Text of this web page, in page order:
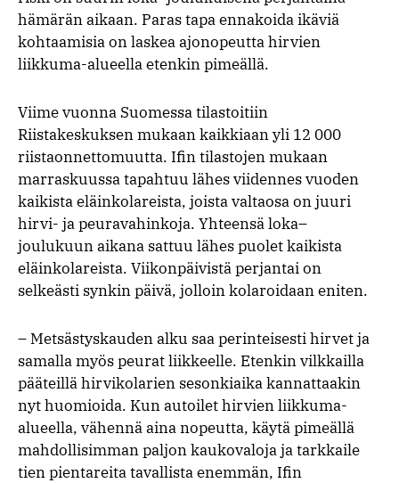
hämärän aikaan. Paras tapa ennakoida ikäviä
kohtaamisia on laskea ajonopeutta hirvien
liikkuma-alueella etenkin pimeällä.
Viime vuonna Suomessa tilastoitiin
Riistakeskuksen mukaan kaikkiaan yli 12 000
riistaonnettomuutta. Ifin tilastojen mukaan
marraskuussa tapahtuu lähes viidennes vuoden
kaikista eläinkolareista, joista valtaosa on juuri
hirvi- ja peuravahinkoja. Yhteensä loka–
joulukuun aikana sattuu lähes puolet kaikista
eläinkolareista. Viikonpäivistä perjantai on
selkeästi synkin päivä, jolloin kolaroidaan eniten.
– Metsästyskauden alku saa perinteisesti hirvet ja
samalla myös peurat liikkeelle. Etenkin vilkkailla
pääteillä hirvikolarien sesonkiaika kannattaakin
nyt huomioida. Kun autoilet hirvien liikkuma-
alueella, vähennä aina nopeutta, käytä pimeällä
mahdollisimman paljon kaukovaloja ja tarkkaile
tien pientareita tavallista enemmän, Ifin